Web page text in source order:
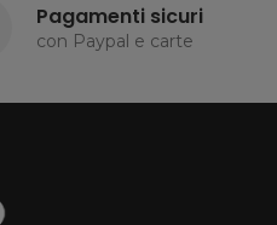
Pagamenti sicuri
con Paypal e carte